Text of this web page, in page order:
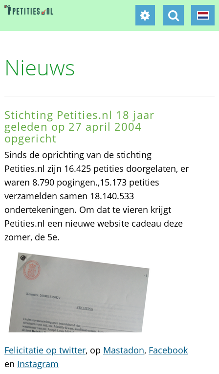
Nieuws
Stichting Petities.nl 18 jaar
geleden op 27 april 2004
opgericht
Sinds de oprichting van de stichting
Petities.nl zijn 16.425 petities doorgelaten, er
waren 8.790 pogingen.,15.173 petities
verzamelden samen 18.140.533
ondertekeningen. Om dat te vieren krijgt
Petities.nl een nieuwe website cadeau deze
zomer, de 5e.
Felicitatie op twitter, op Mastadon, Facebook
en Instagram